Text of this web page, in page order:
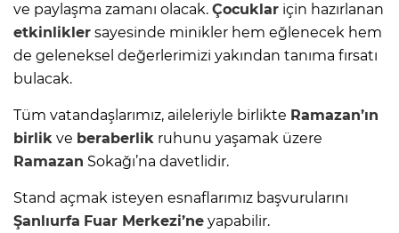
ve paylaşma zamanı olacak. Çocuklar için hazırlanan
etkinlikler sayesinde minikler hem eğlenecek hem
de geleneksel değerlerimizi yakından tanıma fırsatı
bulacak.
Tüm vatandaşlarımız, aileleriyle birlikte Ramazan’ın
birlik ve beraberlik ruhunu yaşamak üzere
Ramazan Sokağı’na davetlidir.
Stand açmak isteyen esnaflarımız başvurularını
Şanlıurfa Fuar Merkezi’ne yapabilir.